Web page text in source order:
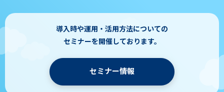
導入時や運用・活用方法についての
セミナーを開催しております。
セミナー情報